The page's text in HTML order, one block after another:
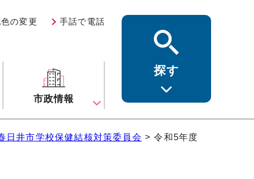
の変更 手話で電話
市政情報
探す
日井市学校保健結核対策委員会 > 令和5年度